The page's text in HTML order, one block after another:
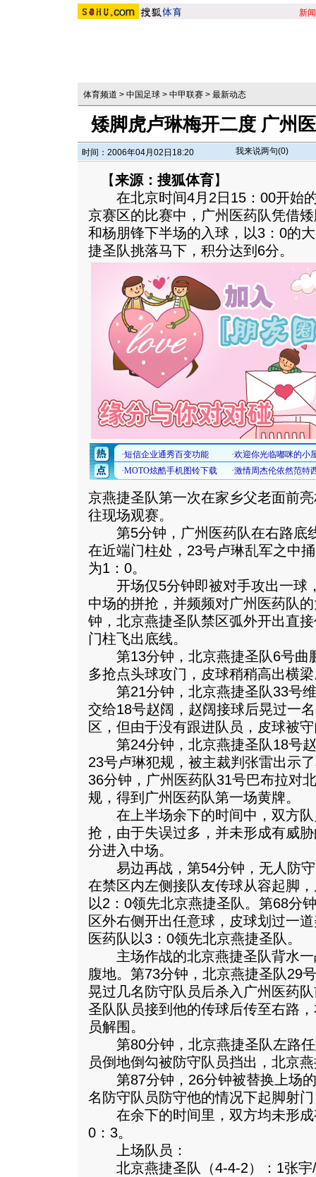
新闻
体育频道 > 中国足球 > 中甲联赛 > 最新动态
矮脚虎卢琳梅开二度 广州
时间：2006年04月02日18:20 我来说两句(0)
【来源：搜狐体育】
在北京时间4月2日15：00开始的
京赛区的比赛中，广州医药队凭借
和杨朋锋下半场的入球，以3：0的
捷圣队挑落马下，积分达到6分。
京燕捷圣队第一次在家乡父老面前
往现场观赛。
第5分钟，广州医药队在右路底
在近端门柱处，23号卢琳乱军之中
为1：0。
开场仅5分钟即被对手攻出一球
中场的拼抢，并频频对广州医药队
钟，北京燕捷圣队禁区弧外开出直
门柱飞出底线。
第13分钟，北京燕捷圣队6号曲
多抢点头球攻门，皮球稍稍高出横
第21分钟，北京燕捷圣队33号维
交给18号赵阔，赵阔接球后晃过一
区，但由于没有跟进队员，皮球被
第24分钟，北京燕捷圣队18号赵
23号卢琳犯规，被主裁判张雷出示
36分钟，广州医药队31号巴布拉对
规，得到广州医药队第一场黄牌。
在上半场余下的时间中，双方队
抢，由于失误过多，并未形成有威
分进入中场。
易边再战，第54分钟，无人防守
在禁区内左侧接队友传球从容起脚
以2：0领先北京燕捷圣队。第68分
区外右侧开出任意球，皮球划过一
医药队以3：0领先北京燕捷圣队。
主场作战的北京燕捷圣队背水一
腹地。第73分钟，北京燕捷圣队29
晃过几名防守队员后杀入广州医药
圣队队员接到他的传球后传至右路
员解围。
第80分钟，北京燕捷圣队左路任
员倒地倒勾被防守队员挡出，北京
第87分钟，26分钟被替换上场的
名防守队员防守他的情况下起脚射
在余下的时间里，双方均未形成
0：3。
上场队员：
北京燕捷圣队（4-4-2）：1张宇/